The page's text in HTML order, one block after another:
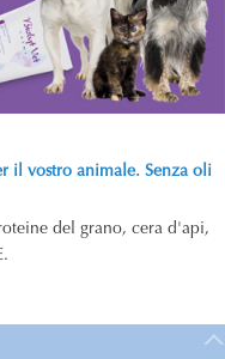
il vostro animale. Senza oli
del grano, cera d'api,